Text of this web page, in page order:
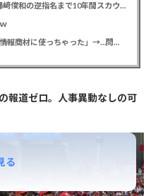
緒方孝市カープドラ3指名で青学出禁！澤﨑俊和の逆指名まで10年間スカウト出禁
【悲報】彼女「ごめん！俺くんの貯金、情報商材に使っちゃった」→…問い詰めたらギャン泣きされたんだが俺が悪いのか？
報道ゼロ。人事異動なしの可
る